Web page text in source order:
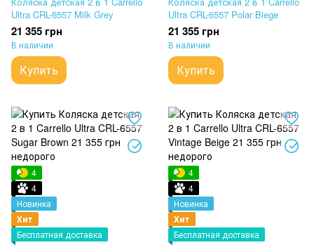
Ultra CRL-6557 Milk Grey
21 355 грн
В наличии
Купить
Ultra CRL-6557 Polar Biege
21 355 грн
В наличии
Купить
4
4
Новинка
Хит
Бесплатная доставка
4
4
Новинка
Хит
Бесплатная доставка